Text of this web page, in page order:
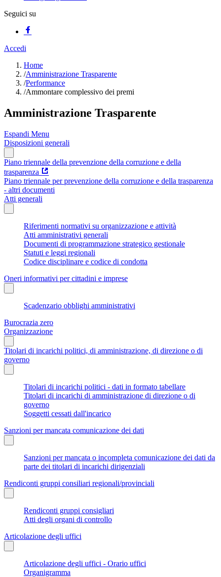
Seguici su
Accedi
Home
/Amministrazione Trasparente
/Performance
/Ammontare complessivo dei premi
Amministrazione Trasparente
Espandi Menu
Disposizioni generali
Piano triennale della prevenzione della corruzione e della
trasparenza
Piano triennale per prevenzione della corruzione e della trasparenza
- altri documenti
Atti generali
Riferimenti normativi su organizzazione e attività
Atti amministrativi generali
Documenti di programmazione strategico gestionale
Statuti e leggi regionali
Codice disciplinare e codice di condotta
Oneri informativi per cittadini e imprese
Scadenzario obblighi amministrativi
Burocrazia zero
Organizzazione
Titolari di incarichi politici, di amministrazione, di direzione o di
governo
Titolari di incarichi politici - dati in formato tabellare
Titolari di incarichi di amministrazione di direzione o di
governo
Soggetti cessati dall'incarico
Sanzioni per mancata comunicazione dei dati
Sanzioni per mancata o incompleta comunicazione dei dati da
parte dei titolari di incarichi dirigenziali
Rendiconti gruppi consiliari regionali/provinciali
Rendiconti gruppi consigliari
Atti degli organi di controllo
Articolazione degli uffici
Articolazione degli uffici - Orario uffici
Organigramma